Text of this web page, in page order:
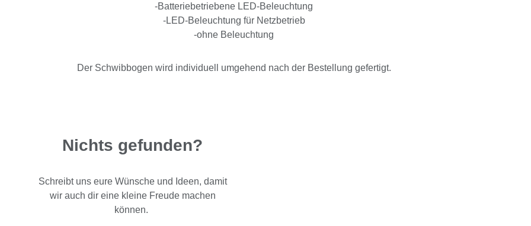
-Batteriebetriebene LED-Beleuchtung
-LED-Beleuchtung für Netzbetrieb
-ohne Beleuchtung
Der Schwibbogen wird individuell umgehend nach der Bestellung gefertigt.
Nichts gefunden?
Schreibt uns eure Wünsche und Ideen, damit
wir auch dir eine kleine Freude machen
können.